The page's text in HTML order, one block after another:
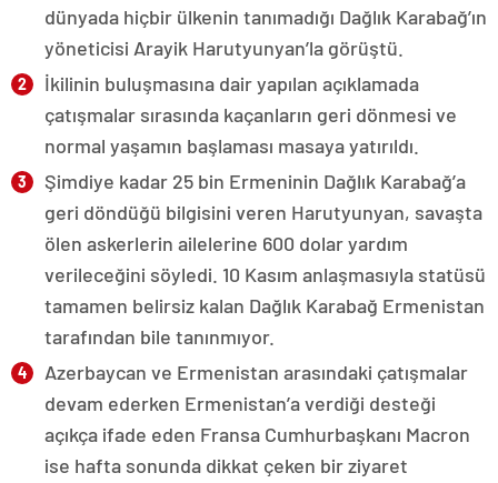
dünyada hiçbir ülkenin tanımadığı Dağlık Karabağ’ın
yöneticisi Arayik Harutyunyan’la görüştü.
İkilinin buluşmasına dair yapılan açıklamada
çatışmalar sırasında kaçanların geri dönmesi ve
normal yaşamın başlaması masaya yatırıldı.
Şimdiye kadar 25 bin Ermeninin Dağlık Karabağ’a
geri döndüğü bilgisini veren Harutyunyan, savaşta
ölen askerlerin ailelerine 600 dolar yardım
verileceğini söyledi. 10 Kasım anlaşmasıyla statüsü
tamamen belirsiz kalan Dağlık Karabağ Ermenistan
tarafından bile tanınmıyor.
Azerbaycan ve Ermenistan arasındaki çatışmalar
devam ederken Ermenistan’a verdiği desteği
açıkça ifade eden Fransa Cumhurbaşkanı Macron
ise hafta sonunda dikkat çeken bir ziyaret